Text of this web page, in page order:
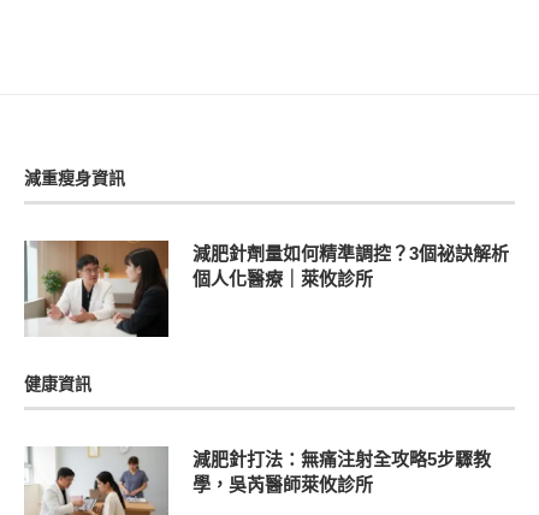
減重瘦身資訊
減肥針劑量如何精準調控？3個祕訣解析
個人化醫療｜萊攸診所
健康資訊
減肥針打法：無痛注射全攻略5步驟教
學，吳芮醫師萊攸診所